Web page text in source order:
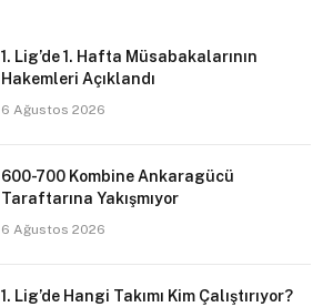
1. Lig’de 1. Hafta Müsabakalarının
Hakemleri Açıklandı
6 Ağustos 2026
600-700 Kombine Ankaragücü
Taraftarına Yakışmıyor
6 Ağustos 2026
1. Lig’de Hangi Takımı Kim Çalıştırıyor?